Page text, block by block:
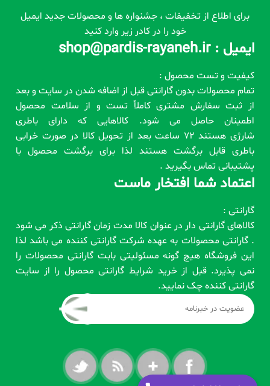
برای اطلاع از تخفیفات ، جشنواره ها و محصولات جدید ایمیل
خود را در کادر زیر وارد کنید
ایمیل : shop@pardis-rayaneh.ir
کیفیت و تست محصول :
تمام محصولات بدون گارانتی قبل از اضافه شدن در سایت و بعد
از ثبت سفارش مشتری کاملاً تست و از سلامت محصول
اطمینان حاصل می شود. کالاهایی که دارای باطری
شارژی هستند 72 ساعت بعد از تحویل کالا در صورت خرابی
باطری قابل برگشت هستند لذا برای برگشت محصول با
پشتیبانی تماس بگیرید .
اعتماد شما افتخار ماست
گارانتی :
کالاهای گارانتی دار در عنوان کالا مدت زمان گارانتی ذکر می شود
. گارانتی محصولات به عهده شرکت گارانتی کننده می باشد لذا
این فروشگاه هیچ گونه مسئولیتی بابت گارانتی محصولات را
نمی پذیرد. قبل از خرید شرایط گارانتی محصول را از سایت
گارانتی کننده چک نمایید.